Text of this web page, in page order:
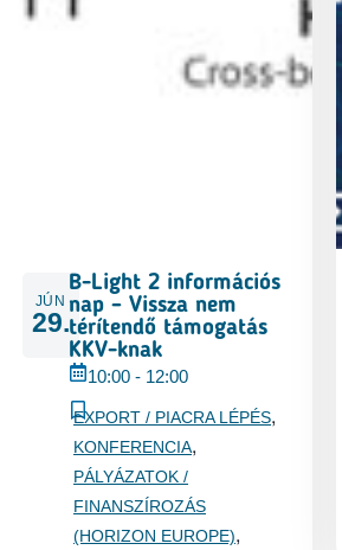
JÚN
29.
B-Light 2 információs
nap – Vissza nem
térítendő támogatás
KKV-knak
10:00 - 12:00
EXPORT / PIACRA LÉPÉS,
KONFERENCIA,
PÁLYÁZATOK /
FINANSZÍROZÁS
(HORIZON EUROPE),